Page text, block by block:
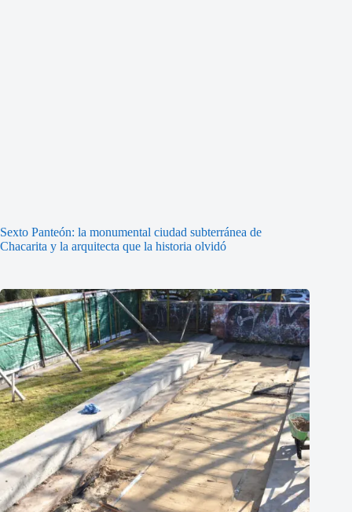
Sexto Panteón: la monumental ciudad subterránea de
Chacarita y la arquitecta que la historia olvidó